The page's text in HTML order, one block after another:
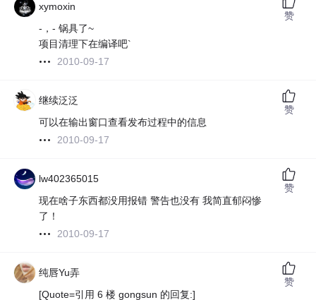
xymoxin
-，- 锅具了~
项目清理下在编译吧`
2010-09-17
赞
继续泛泛
可以在输出窗口查看发布过程中的信息
2010-09-17
赞
lw402365015
现在啥子东西都没用报错 警告也没有 我简直郁闷惨
了！
2010-09-17
赞
纯唇Yu弄
[Quote=引用 6 楼 gongsun 的回复:]
赞